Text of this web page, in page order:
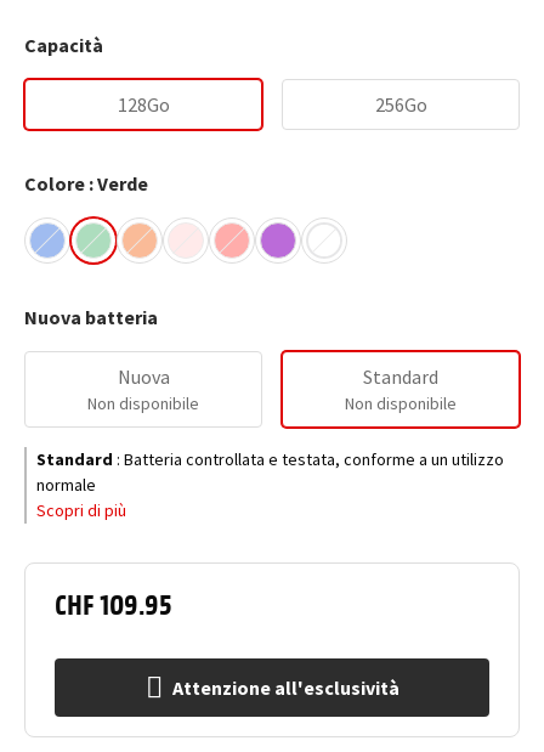
CHF 109.95
Attenzione all'esclusività
Capacità
128Go 256Go
Colore : Verde
Nuova batteria
Nuova
Non disponibile
Standard
Non disponibile
Standard : Batteria controllata e testata, conforme a un utilizzo
normale
Scopri di più